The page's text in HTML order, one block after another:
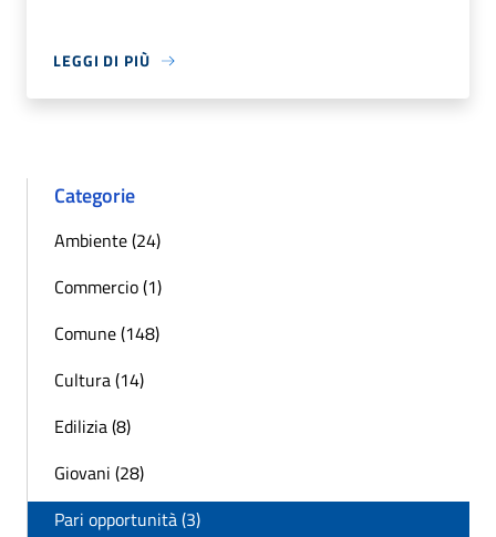
LEGGI DI PIÙ
Categorie
Ambiente (24)
Commercio (1)
Comune (148)
Cultura (14)
Edilizia (8)
Giovani (28)
Pari opportunità (3)